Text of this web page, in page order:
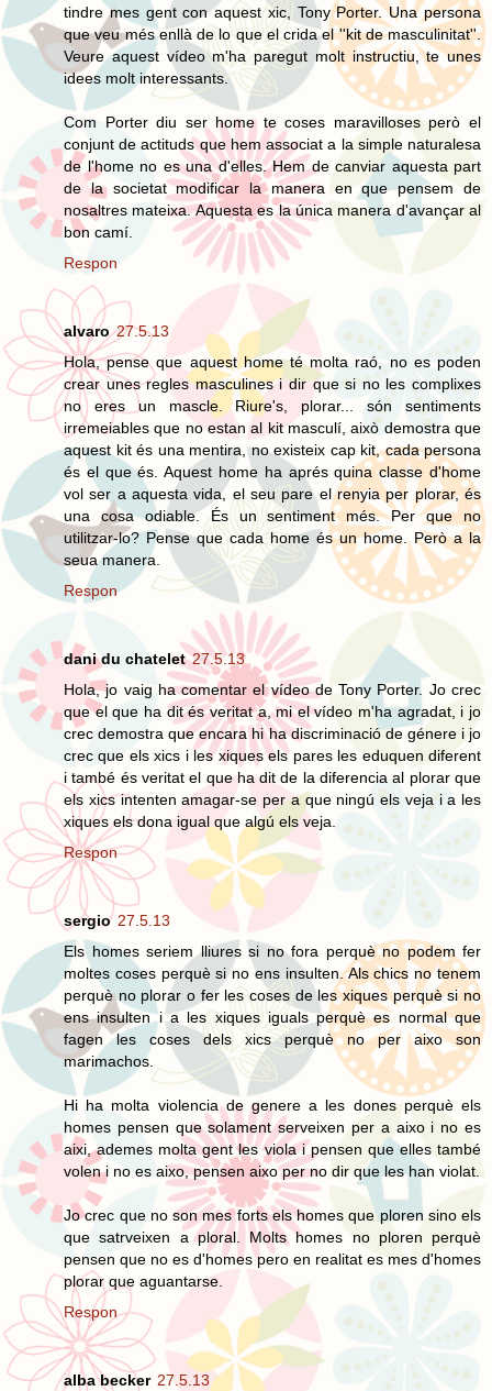
tindre mes gent con aquest xic, Tony Porter. Una persona
que veu més enllà de lo que el crida el ''kit de masculinitat''.
Veure aquest vídeo m'ha paregut molt instructiu, te unes
idees molt interessants.
Com Porter diu ser home te coses maravilloses però el
conjunt de actituds que hem associat a la simple naturalesa
de l'home no es una d'elles. Hem de canviar aquesta part
de la societat modificar la manera en que pensem de
nosaltres mateixa. Aquesta es la única manera d'avançar al
bon camí.
Respon
alvaro 27.5.13
Hola, pense que aquest home té molta raó, no es poden
crear unes regles masculines i dir que si no les complixes
no eres un mascle. Riure's, plorar... són sentiments
irremeiables que no estan al kit masculí, això demostra que
aquest kit és una mentira, no existeix cap kit, cada persona
és el que és. Aquest home ha aprés quina classe d'home
vol ser a aquesta vida, el seu pare el renyia per plorar, és
una cosa odiable. És un sentiment més. Per que no
utilitzar-lo? Pense que cada home és un home. Però a la
seua manera.
Respon
dani du chatelet 27.5.13
Hola, jo vaig ha comentar el vídeo de Tony Porter. Jo crec
que el que ha dit és veritat a, mi el vídeo m'ha agradat, i jo
crec demostra que encara hi ha discriminació de génere i jo
crec que els xics i les xiques els pares les eduquen diferent
i també és veritat el que ha dit de la diferencia al plorar que
els xics intenten amagar-se per a que ningú els veja i a les
xiques els dona igual que algú els veja.
Respon
sergio 27.5.13
Els homes seriem lliures si no fora perquè no podem fer
moltes coses perquè si no ens insulten. Als chics no tenem
perquè no plorar o fer les coses de les xiques perquè si no
ens insulten i a les xiques iguals perquè es normal que
fagen les coses dels xics perquè no per aixo son
marimachos.
Hi ha molta violencia de genere a les dones perquè els
homes pensen que solament serveixen per a aixo i no es
aixi, ademes molta gent les viola i pensen que elles també
volen i no es aixo, pensen aixo per no dir que les han violat.
Jo crec que no son mes forts els homes que ploren sino els
que satrveixen a ploral. Molts homes no ploren perquè
pensen que no es d'homes pero en realitat es mes d'homes
plorar que aguantarse.
Respon
alba becker 27.5.13